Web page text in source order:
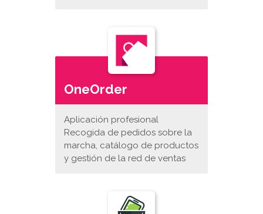
OneOrder
Aplicación profesional
Recogida de pedidos sobre la
marcha, catálogo de productos
y gestión de la red de ventas